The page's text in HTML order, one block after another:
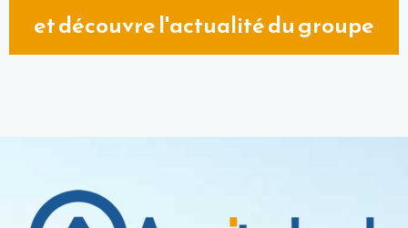
et découvre l'actualité du groupe